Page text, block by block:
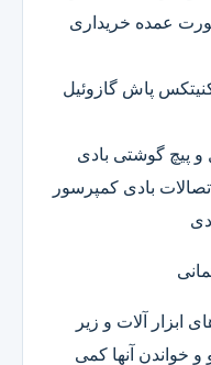
صورت عمده خریداری
کنیتکس پاش گازوئیل
و پیچ گوشتی بادی
بادی کمپرسور
ابزار آلات و زیر
و خواندن آنها کمی